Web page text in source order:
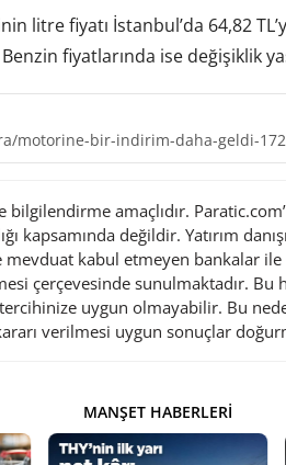
fiyatı İstanbul’da 64,82
fiyatlarında ise değişiklik
motorine-bir-indirim-daha-geldi-
bilgilendirme amaçlıdır.
kapsamında değildir. Yatırım
kabul etmeyen bankalar ile
çerçevesinde sunulmaktadır.
uygun olmayabilir. Bu
verilmesi uygun sonuçlar
MANŞET HABERLERI